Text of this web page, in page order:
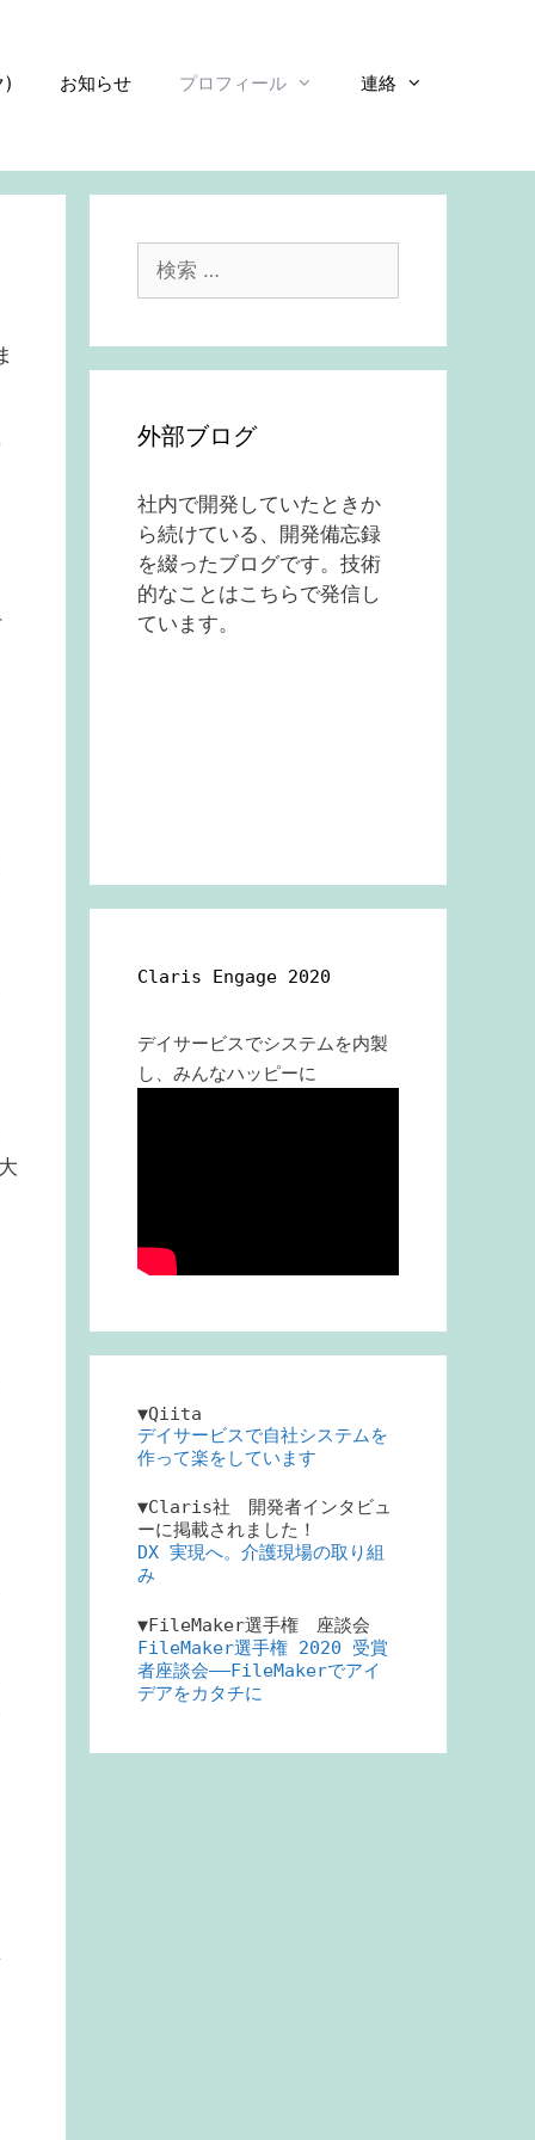
) お知らせ プロフィール 連絡
索:
外部ブログ
社内で開発していたときか
ら続けている、開発備忘録
を綴ったブログです。技術
的なことはこちらで発信し
ています。
Claris Engage 2020
デイサービスでシステムを内製
し、みんなハッピーに
▼Qiita
デイサービスで自社システムを
作って楽をしています
▼Claris社 開発者インタビュ
ーに掲載されました！
DX 実現へ。介護現場の取り組
み
▼FileMaker選手権 座談会
FileMaker選手権 2020 受賞
者座談会――FileMakerでアイ
デアをカタチに